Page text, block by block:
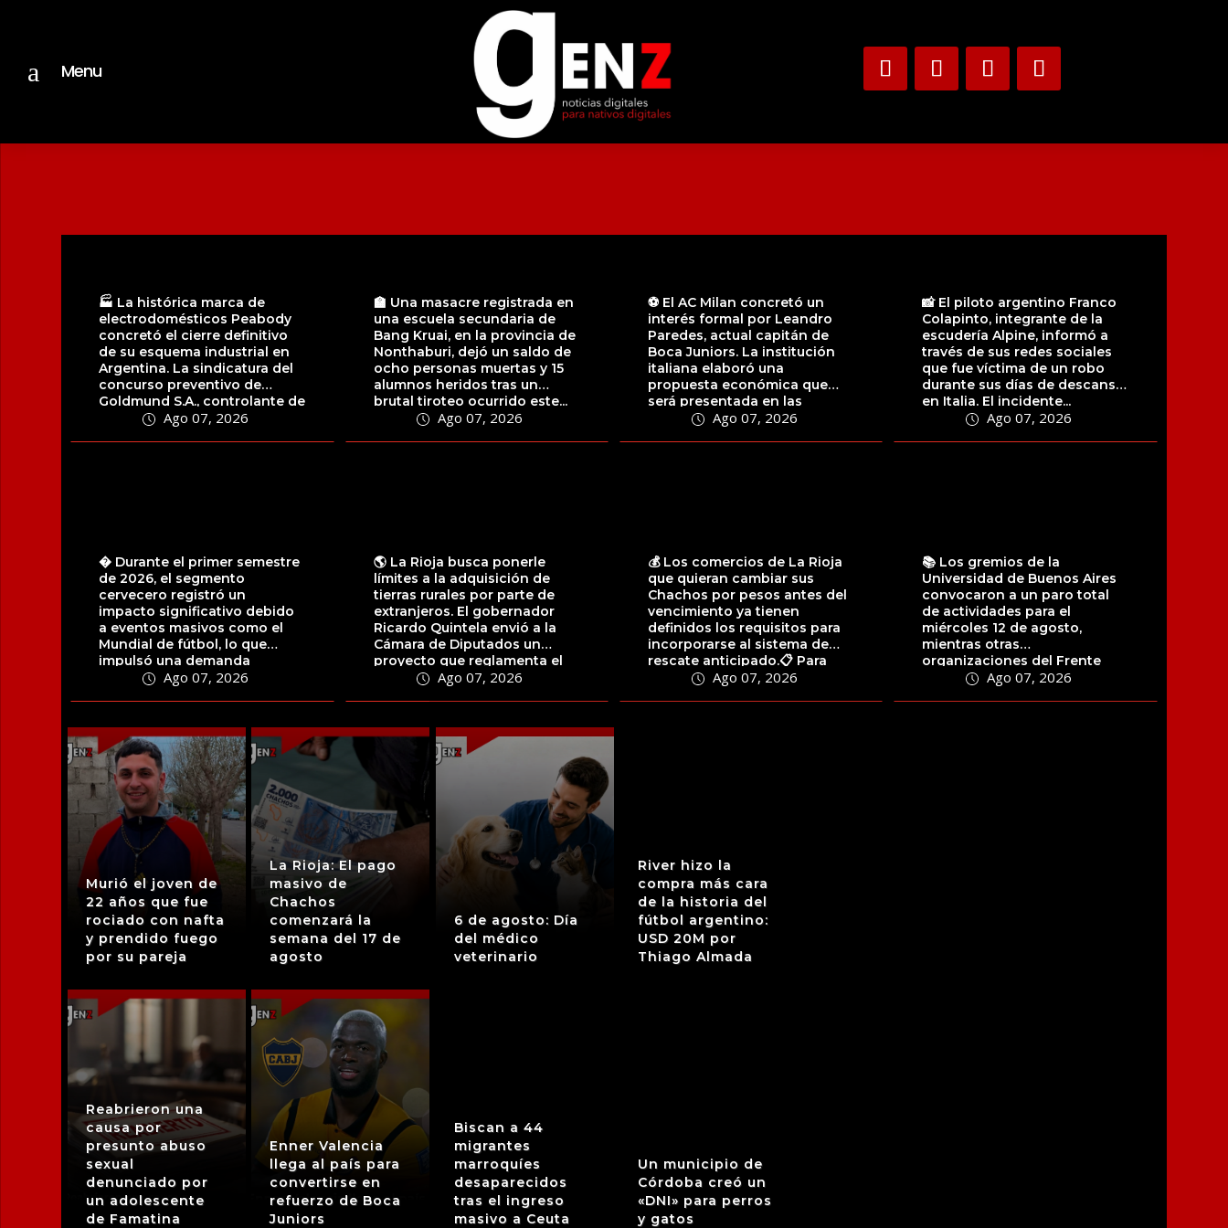
a Menu
🏭 La histórica marca de
electrodomésticos Peabody
concretó el cierre definitivo
de su esquema industrial en
Argentina. La sindicatura del
concurso preventivo de
Goldmund S.A., controlante de
Ago 07, 2026
🏫 Una masacre registrada en
una escuela secundaria de
Bang Kruai, en la provincia de
Nonthaburi, dejó un saldo de
ocho personas muertas y 15
alumnos heridos tras un
brutal tiroteo ocurrido este...
Ago 07, 2026
⚽ El AC Milan concretó un
interés formal por Leandro
Paredes, actual capitán de
Boca Juniors. La institución
italiana elaboró una
propuesta económica que
será presentada en las
próximas horas tanto...
Ago 07, 2026
📸 El piloto argentino Franco
Colapinto, integrante de la
escudería Alpine, informó a
través de sus redes sociales
que fue víctima de un robo
durante sus días de descanso
en Italia. El incidente...
Ago 07, 2026
� Durante el primer semestre
de 2026, el segmento
cervecero registró un
impacto significativo debido
a eventos masivos como el
Mundial de fútbol, lo que
impulsó una demanda
sostenida a través de...
Ago 07, 2026
🌎 La Rioja busca ponerle
límites a la adquisición de
tierras rurales por parte de
extranjeros. El gobernador
Ricardo Quintela envió a la
Cámara de Diputados un
proyecto que reglamenta el
artículo 81...Ago 07, 2026
💰 Los comercios de La Rioja
que quieran cambiar sus
Chachos por pesos antes del
vencimiento ya tienen
definidos los requisitos para
incorporarse al sistema de
rescate anticipado.📋 Para
acceder,...Ago 07, 2026
📚 Los gremios de la
Universidad de Buenos Aires
convocaron a un paro total
de actividades para el
miércoles 12 de agosto,
mientras otras
organizaciones del Frente
Sindical de Universidades...
Ago 07, 2026
Murió el joven de
22 años que fue
rociado con nafta
y prendido fuego
por su pareja
La Rioja: El pago
masivo de
Chachos
comenzará la
semana del 17 de
agosto
Reabrieron una
causa por
presunto abuso
sexual
denunciado por
un adolescente
de Famatina
Enner Valencia
llega al país para
convertirse en
refuerzo de Boca
Juniors
6 de agosto: Día
del médico
veterinario
River hizo la
compra más cara
de la historia del
fútbol argentino:
USD 20M por
Thiago Almada
Biscan a 44
migrantes
marroquíes
desaparecidos
tras el ingreso
masivo a Ceuta
Un municipio de
Córdoba creó un
«DNI» para perros
y gatos